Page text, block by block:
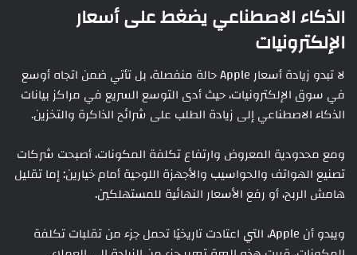
الذكاء الاصطناعي يضغط على أسعار
الإلكترونيات
لا تبدو زيادة أسعار Apple حالة منفصلة، بل تأتي ضمن اتجاه أوسع
في سوق الإلكترونيات، حيث أدى التوسع السريع في مراكز بيانات
الذكاء الاصطناعي إلى زيادة الطلب على شرائح الذاكرة والتخزين.
ومع محدودية المعروض وارتفاع تكلفة المكونات، أصبحت شركات
تصنيع الهواتف والحواسيب والأجهزة اللوحية أمام خيارين: إما تقليل
هامش الربح، أو رفع الأسعار النهائية للمستهلكين.
ويبدو أن Apple، التي اعتادت تاريخيًا تحمل جزء من تقلبات تكلفة